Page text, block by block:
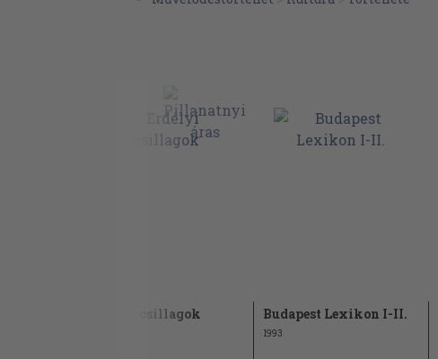
Erdélyi csillagok Budapest Lexikon I-II.
1993